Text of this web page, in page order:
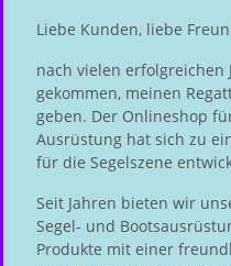
Liebe Kunden, liebe
nach vielen erfolgreichen
gekommen, meinen
geben. Der Onlineshop
Ausrüstung hat sich zu
für die Segelszene
Seit Jahren bieten wir
Segel- und
Produkte mit einer